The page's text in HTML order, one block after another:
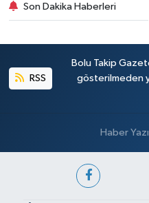
Son Dakika Haberleri
RSS
Bolu Takip
gösterilmeden
Haber